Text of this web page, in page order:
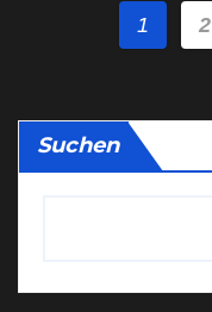
1 2
Suchen